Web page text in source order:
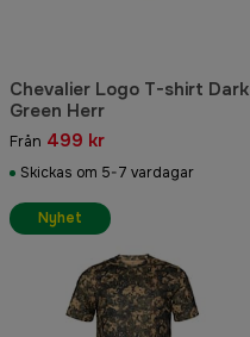
Chevalier Logo T-shirt Dark
Green Herr
Från 499 kr
Skickas om 5-7 vardagar
Nyhet